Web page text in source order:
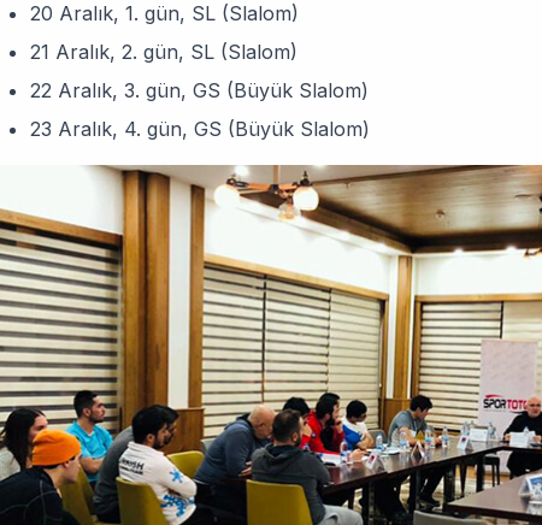
20 Aralık, 1. gün, SL (Slalom)
21 Aralık, 2. gün, SL (Slalom)
22 Aralık, 3. gün, GS (Büyük Slalom)
23 Aralık, 4. gün, GS (Büyük Slalom)